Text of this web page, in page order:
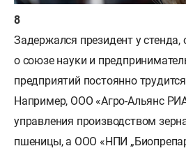
Задержался президент у
о союзе науки и
предприятий постоянно
Например, ООО «Агро-Альянс
управления производством
пшеницы, а ООО «НПИ